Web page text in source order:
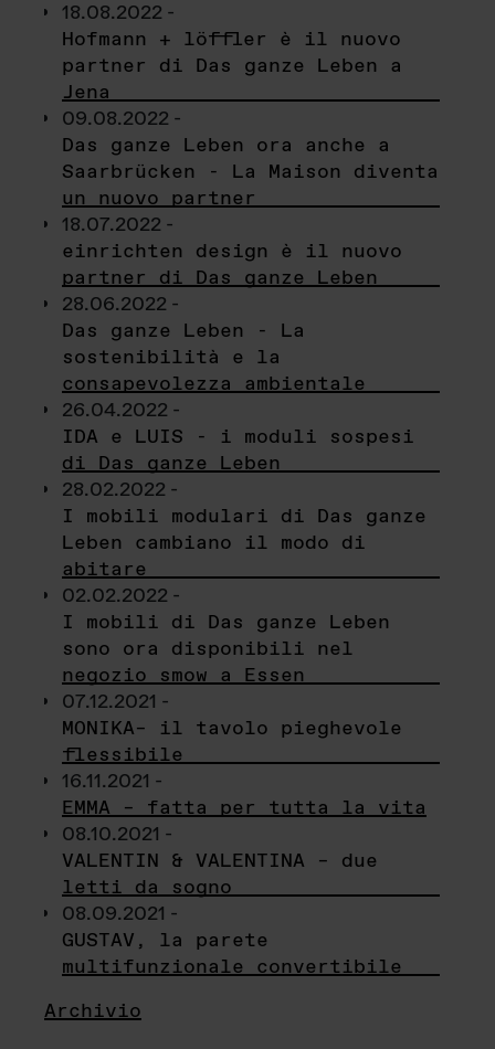
18.08.2022 -
Hofmann + löffler è il nuovo
partner di Das ganze Leben a
Jena
09.08.2022 -
Das ganze Leben ora anche a
Saarbrücken - La Maison diventa
un nuovo partner
18.07.2022 -
einrichten design è il nuovo
partner di Das ganze Leben
28.06.2022 -
Das ganze Leben - La
sostenibilità e la
consapevolezza ambientale
26.04.2022 -
IDA e LUIS - i moduli sospesi
di Das ganze Leben
28.02.2022 -
I mobili modulari di Das ganze
Leben cambiano il modo di
abitare
02.02.2022 -
I mobili di Das ganze Leben
sono ora disponibili nel
negozio smow a Essen
07.12.2021 -
MONIKA– il tavolo pieghevole
flessibile
16.11.2021 -
EMMA – fatta per tutta la vita
08.10.2021 -
VALENTIN & VALENTINA – due
letti da sogno
08.09.2021 -
GUSTAV, la parete
multifunzionale convertibile
Archivio